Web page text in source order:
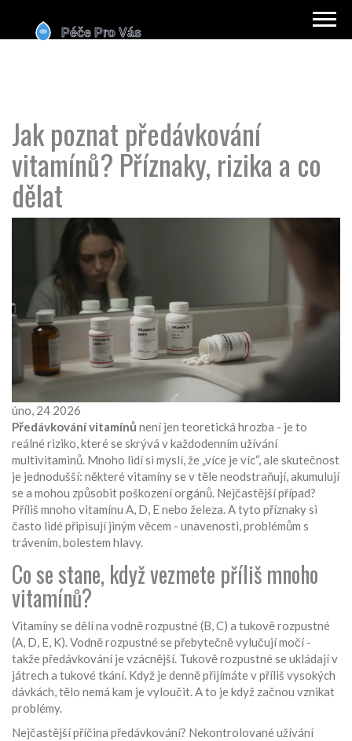
Jak poznat předávkování
vitamínů? Příznaky, rizika a co
dělat
úno, 24 2026
Předávkování vitamínů není jen teoretická hrozba - je to
reálné riziko, které se skrývá v každodenním užívání
multivitaminů. Mnoho lidí si myslí, že „více je víc“, ale skutečnost
je jednodušší: některé vitamíny se v těle neodstraňují, akumulují
se a mohou způsobit poškození orgánů. Nejčastější případ?
Příliš mnoho vitamínu A, D, E nebo železa. A tyto příznaky si
často lidé připisují jiným věcem - unavenosti, problémům s
trávením, bolestem hlavy.
Co se stane, když vezmete příliš mnoho
vitamínů?
Vitamíny se dělí na vodně rozpustné (B, C) a tukově rozpustné
(A, D, E, K). Vodně rozpustné se přebytečně vylučují močí -
takže předávkování je vzácnější. Tukově rozpustné se ukládají v
játrech a tukové tkání. Když je denně přijímáte v příliš vysokých
dávkách, tělo nemá kam je vyloučit. A to je když začnou vznikat
problémy.
Nejčastější příčina předávkování? Nekontrolované užívání